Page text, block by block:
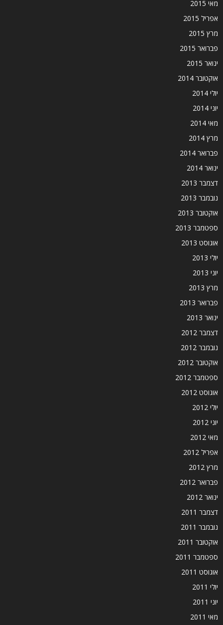
מאי 2015
אפריל 2015
מרץ 2015
פברואר 2015
ינואר 2015
אוקטובר 2014
יולי 2014
יוני 2014
מאי 2014
מרץ 2014
פברואר 2014
ינואר 2014
דצמבר 2013
נובמבר 2013
אוקטובר 2013
ספטמבר 2013
אוגוסט 2013
יולי 2013
יוני 2013
מרץ 2013
פברואר 2013
ינואר 2013
דצמבר 2012
נובמבר 2012
אוקטובר 2012
ספטמבר 2012
אוגוסט 2012
יולי 2012
יוני 2012
מאי 2012
אפריל 2012
מרץ 2012
פברואר 2012
ינואר 2012
דצמבר 2011
נובמבר 2011
אוקטובר 2011
ספטמבר 2011
אוגוסט 2011
יולי 2011
יוני 2011
מאי 2011